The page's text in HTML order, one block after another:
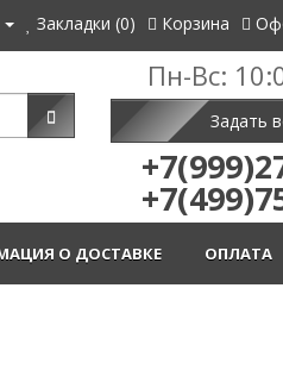
Закладки (0) Корзина
Пн-Вс:
Задать
ОПЛАТА
О ДОСТАВКЕ